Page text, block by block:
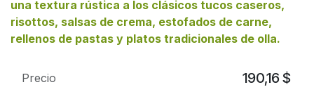
una textura rústica a los clásicos tucos caseros,
risottos, salsas de crema, estofados de carne,
rellenos de pastas y platos tradicionales de olla.
Precio 190,16 $